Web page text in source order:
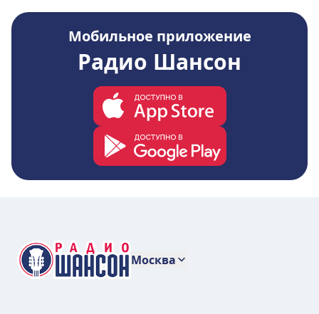
Мобильное приложение
Радио Шансон
Москва